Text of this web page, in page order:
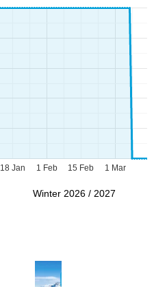
1 Feb 1 Mar
18 Jan 15 Feb
Winter 2026 / 2027